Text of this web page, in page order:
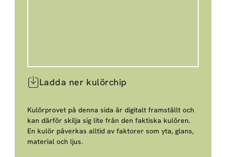
Ladda ner kulörchip
Kulörprovet på denna sida är digitalt framställt och
kan därför skilja sig lite från den faktiska kulören.
En kulör påverkas alltid av faktorer som yta, glans,
material och ljus.